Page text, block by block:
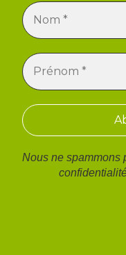
Nous ne spammons